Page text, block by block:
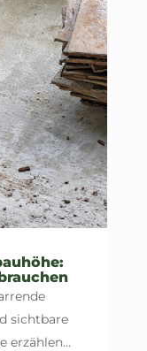
sichtbare
erzählen...